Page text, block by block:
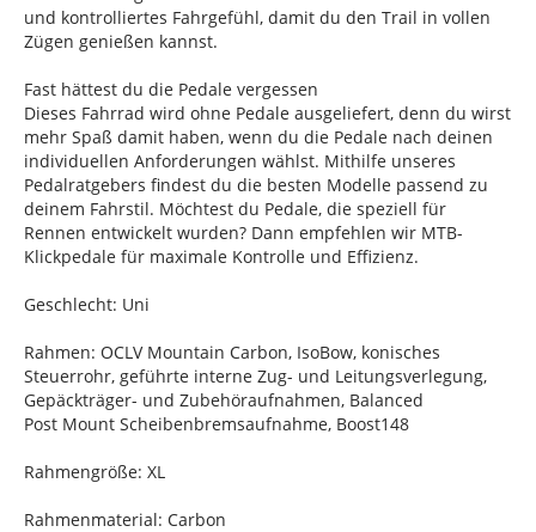
und kontrolliertes Fahrgefühl, damit du den Trail in vollen
Zügen genießen kannst.
Fast hättest du die Pedale vergessen
Dieses Fahrrad wird ohne Pedale ausgeliefert, denn du wirst
mehr Spaß damit haben, wenn du die Pedale nach deinen
individuellen Anforderungen wählst. Mithilfe unseres
Pedalratgebers findest du die besten Modelle passend zu
deinem Fahrstil. Möchtest du Pedale, die speziell für
Rennen entwickelt wurden? Dann empfehlen wir MTB-
Klickpedale für maximale Kontrolle und Effizienz.
Geschlecht: Uni
Rahmen: OCLV Mountain Carbon, IsoBow, konisches
Steuerrohr, geführte interne Zug- und Leitungsverlegung,
Gepäckträger- und Zubehöraufnahmen, Balanced
Post Mount Scheibenbremsaufnahme, Boost148
Rahmengröße: XL
Rahmenmaterial: Carbon